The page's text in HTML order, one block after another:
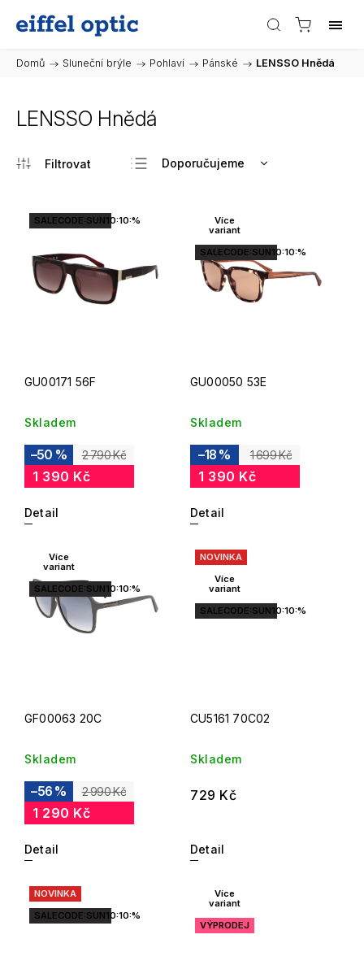
Domů / Sluneční brýle / Pohlaví / Pánské / LENSSO Hnědá
LENSSO Hnědá
Doporučujeme
Nejdražší
Abecedně
SALECODE:SUN10:10:%
GU00171 56F
Skladem
2 790 Kč
–50 %
1 390 Kč
Detail
Více
variant
SALECODE:SUN10:10:%
GU00050 53E
Skladem
1 699 Kč
–18 %
1 390 Kč
Detail
Více
variant
SALECODE:SUN10:10:%
GF00063 20C
Skladem
2 990 Kč
–56 %
1 290 Kč
Detail
NOVINKA
Více
variant
SALECODE:SUN10:10:%
CU5161 70C02
Skladem
729 Kč
Detail
NOVINKA
SALECODE:SUN10:10:%
Více
variant
VÝPRODEJ